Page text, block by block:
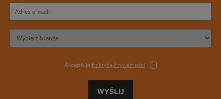
Akceptuję Politykę Prywatności
WYŚLIJ